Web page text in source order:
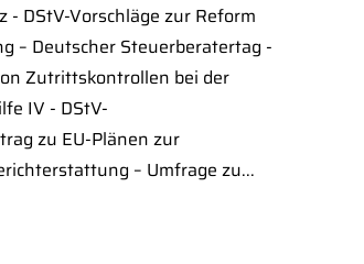
- DStV-Vorschläge zur Reform
– Deutscher Steuerberatertag -
Zutrittskontrollen bei der
IV - DStV-
zu EU-Plänen zur
– Umfrage zu...